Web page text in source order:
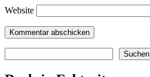
Website
Suchen